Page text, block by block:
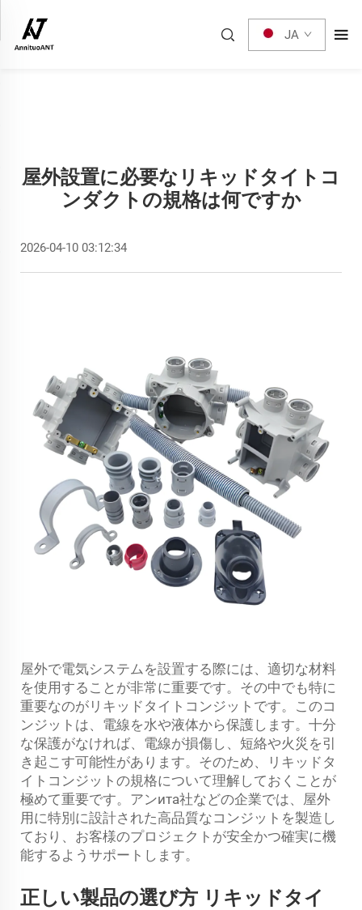
JA
屋外設置に必要なリキッドタイトコ
ンダクトの規格は何ですか
2026-04-10 03:12:34
屋外で電気システムを設置する際には、適切な材料
を使用することが非常に重要です。その中でも特に
重要なのがリキッドタイトコンジットです。このコ
ンジットは、電線を水や液体から保護します。十分
な保護がなければ、電線が損傷し、短絡や火災を引
き起こす可能性があります。そのため、リキッドタ
イトコンジットの規格について理解しておくことが
極めて重要です。アンита社などの企業では、屋外
用に特別に設計された高品質なコンジットを製造し
ており、お客様のプロジェクトが安全かつ確実に機
能するようサポートします。
正しい製品の選び方 リキッドタイ